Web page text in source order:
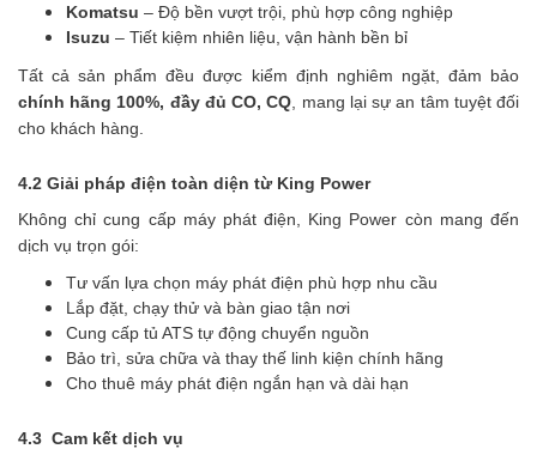
Komatsu – Độ bền vượt trội, phù hợp công nghiệp
Isuzu – Tiết kiệm nhiên liệu, vận hành bền bỉ
Tất cả sản phẩm đều được kiểm định nghiêm ngặt, đảm bảo
chính hãng 100%, đầy đủ CO, CQ , mang lại sự an tâm tuyệt đối
cho khách hàng.
4.2 Giải pháp điện toàn diện từ King Power
Không chỉ cung cấp máy phát điện, King Power còn mang đến
dịch vụ trọn gói:
Tư vấn lựa chọn máy phát điện phù hợp nhu cầu
Lắp đặt, chạy thử và bàn giao tận nơi
Cung cấp tủ ATS tự động chuyển nguồn
Bảo trì, sửa chữa và thay thế linh kiện chính hãng
Cho thuê máy phát điện ngắn hạn và dài hạn
4.3 Cam kết dịch vụ